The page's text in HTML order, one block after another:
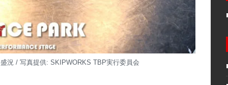
況 / 写真提供: SKIPWORKS TBP実行委員会